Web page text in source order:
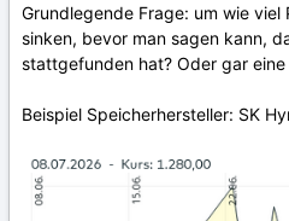
Grundlegende Frage: um wie
sinken, bevor man sagen kann,
stattgefunden hat? Oder gar
Beispiel Speicherhersteller: SK